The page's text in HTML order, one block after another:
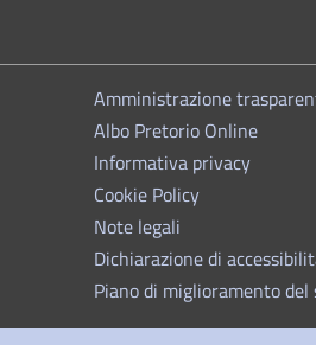
Amministrazione
Albo Pretorio Online
Informativa privacy
Cookie Policy
Note legali
Dichiarazione di
Piano di miglioramento del